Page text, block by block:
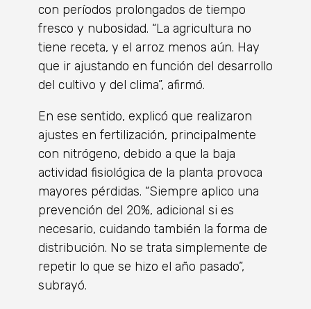
con períodos prolongados de tiempo
fresco y nubosidad. “La agricultura no
tiene receta, y el arroz menos aún. Hay
que ir ajustando en función del desarrollo
del cultivo y del clima”, afirmó.
En ese sentido, explicó que realizaron
ajustes en fertilización, principalmente
con nitrógeno, debido a que la baja
actividad fisiológica de la planta provoca
mayores pérdidas. “Siempre aplico una
prevención del 20%, adicional si es
necesario, cuidando también la forma de
distribución. No se trata simplemente de
repetir lo que se hizo el año pasado”,
subrayó.